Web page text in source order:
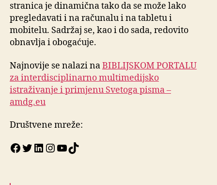
stranica je dinamična tako da se može lako
pregledavati i na računalu i na tabletu i
mobitelu. Sadržaj se, kao i do sada, redovito
obnavlja i obogaćuje.
Najnovije se nalazi naBIBLIJSKOM PORTALU
za interdisciplinarno multimedijsko
istraživanje i primjenu Svetoga pisma –
amdg.eu
Društvene mreže:
Facebook
Twitter
LinkedIn
Instagram
YouTube
TikTok